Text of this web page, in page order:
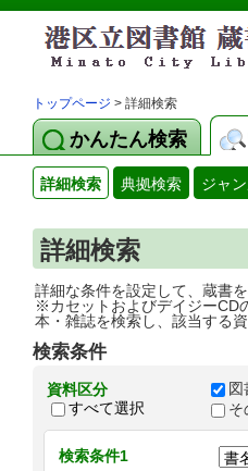
トップページ > 詳細検索
かんたん検索
詳細検索 典拠検索 ジャ
詳細検索
詳細な条件を設定して、蔵書
※カセットおよびデイジーCD
本・雑誌を検索し、該当する
検索条件
資料区分
すべて選択
検索条件1